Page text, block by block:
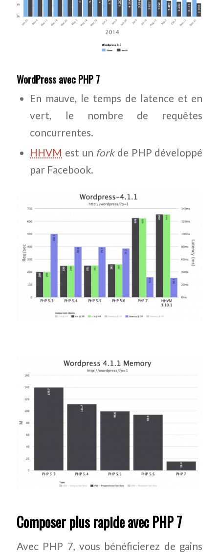
WordPress avec PHP 7
En mauve, le temps de latence et en
vert, le nombre de requêtes
concurrentes.
HHVM est un forkde PHP développé
par Facebook.
Composer plus rapide avec PHP 7
Avec PHP 7, vous bénéficierez de gains